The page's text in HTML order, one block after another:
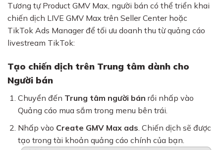
Tương tự Product GMV Max, người bán có thể triển khai
chiến dịch LIVE GMV Max trên Seller Center hoặc
TikTok Ads Manager để tối ưu doanh thu từ quảng cáo
livestream TikTok:
Tạo chiến dịch trên Trung tâm dành cho
Người bán
Chuyển đến Trung tâm người bán rồi nhấp vào
Quảng cáo mua sắm trong menu bên trái.
Nhấp vào Create GMV Max ads . Chiến dịch sẽ được
tạo trong tài khoản quảng cáo chính của bạn.